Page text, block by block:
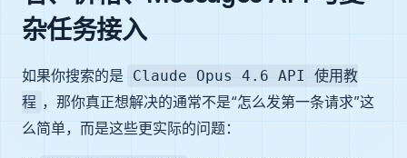
杂任务接入
如果你搜索的是
Claude Opus 4.6 API 使用教
程 ，那你真正想解决的通常不是“怎么发第一条请求”这
么简单，而是这些更实际的问题：